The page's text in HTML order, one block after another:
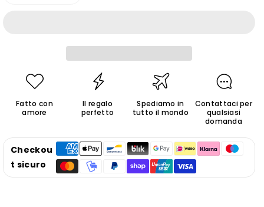
Mattonella
Ceramica
Mattonella
in
Ceramica
Fatto con
amore
Il regalo
perfetto
Spediamo in
tutto il mondo
Contattaci per
qualsiasi
domanda
Checkou
t sicuro